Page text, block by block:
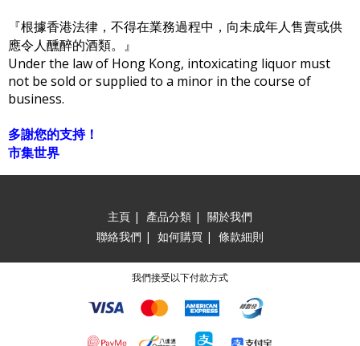
『根據香港法律，不得在業務過程中，向未成年人售賣或供
應令人醺醉的酒類。』
Under the law of Hong Kong, intoxicating liquor must
not be sold or supplied to a minor in the course of
business.
多謝您的支持！
市集世界
主頁 | 產品分類 | 關於我們
聯絡我們 | 如何購買 | 條款細則
我們接受以下付款方式